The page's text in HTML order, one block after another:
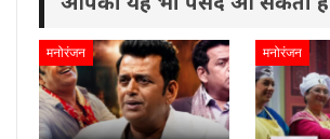
मनोरंजन मनोरंजन